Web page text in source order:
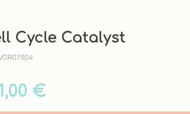
Cycle Catalyst
€